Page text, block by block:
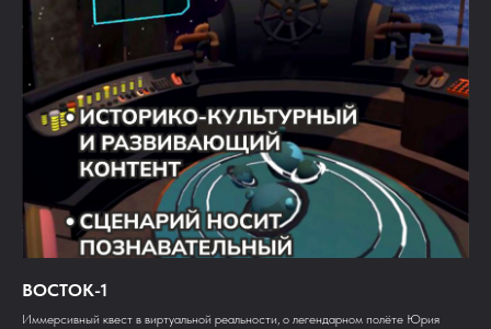
ВОСТОК-1
Иммерсивный квест в виртуальной реальности, о легендарном полёте Юрия